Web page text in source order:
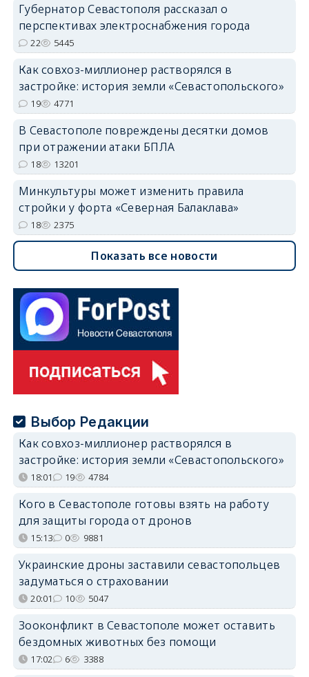
Губернатор Севастополя рассказал о
перспективах электроснабжения города
22 5445
Как совхоз-миллионер растворялся в
застройке: история земли «Севастопольского»
19 4771
В Севастополе повреждены десятки домов
при отражении атаки БПЛА
18 13201
Минкультуры может изменить правила
стройки у форта «Северная Балаклава»
18 2375
Показать все новости
Выбор Редакции
Как совхоз-миллионер растворялся в
застройке: история земли «Севастопольского»
18:01 19 4784
Кого в Севастополе готовы взять на работу
для защиты города от дронов
15:13 0 9881
Украинские дроны заставили севастопольцев
задуматься о страховании
20:01 10 5047
Зооконфликт в Севастополе может оставить
бездомных животных без помощи
17:02 6 3388